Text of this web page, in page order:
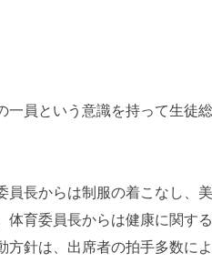
員という意識を持って生徒
長からは制服の着こなし、
育委員長からは健康に関す
針は、出席者の拍手多数によ